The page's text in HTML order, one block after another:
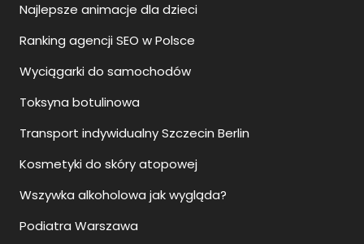
Najlepsze animacje dla dzieci
Ranking agencji SEO w Polsce
Wyciągarki do samochodów
Toksyna botulinowa
Transport indywidualny Szczecin Berlin
Kosmetyki do skóry atopowej
Wszywka alkoholowa jak wygląda?
Podiatra Warszawa